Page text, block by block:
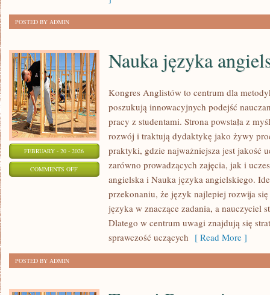
SERIALOWA
POSTED BY ADMIN
FEBRUARY - 20 - 2026
COMMENTS OFFON
ANGIELSKIEGO
Nauka języka
Kongres Anglistów to centrum dla
poszukują innowacyjnych podejść
pracy z studentami. Strona powstała z
rozwój i traktują dydaktykę jako żywy
praktyki, gdzie najważniejsza jest jakość
zarówno prowadzących zajęcia, jak i
angielska i Nauka języka angielskiego.
przekonaniu, że język najlepiej rozwija
języka w znaczące zadania, a nauczyciel
Dlatego w centrum uwagi znajdują się
sprawczość uczących [ Read More ]
POSTED BY ADMIN